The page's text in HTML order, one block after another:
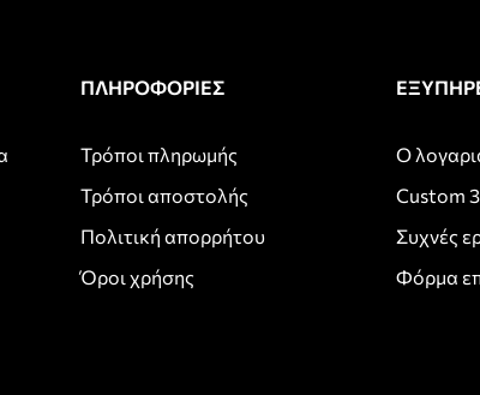
ΠΛΗΡΟΦΟΡΙΕΣ
Τρόποι πληρωμής
Τρόποι αποστολής
Πολιτική απορρήτου
Όροι χρήσης
Ο
Custom
Συχνές
Φόρμα